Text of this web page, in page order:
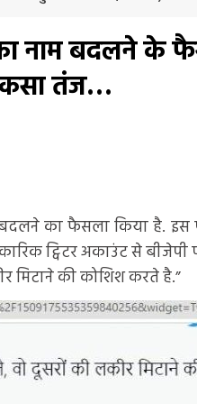
नाम बदलने के
कसा तंज…
का फैसला किया है. इस
ट्विटर अकाउंट से बीजेपी
मिटाने की कोशिश करते है.”